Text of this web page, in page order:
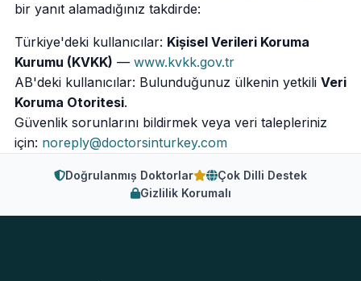
bir yanıt alamadığınız takdirde:
Türkiye'deki kullanıcılar: Kişisel Verileri Koruma
Kurumu (KVKK) — www.kvkk.gov.tr
AB'deki kullanıcılar: Bulunduğunuz ülkenin yetkili Veri
Koruma Otoritesi.
Güvenlik sorunlarını bildirmek veya veri talepleriniz
için: noreply@doctorsinturkey.com
Doğrulanmış Doktorlar
Çok Dilli Destek
Gizlilik Korumalı